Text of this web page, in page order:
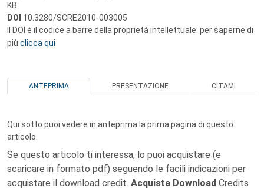
KB
DOI 10.3280/SCRE2010-003005
Il DOI è il codice a barre della proprietà intellettuale: per saperne di
più clicca qui
ANTEPRIMA PRESENTAZIONE CITAMI
Qui sotto puoi vedere in anteprima la prima pagina di questo
articolo.
Se questo articolo ti interessa, lo puoi acquistare (e
scaricare in formato pdf) seguendo le facili indicazioni per
acquistare il download credit. Acquista Download Credits